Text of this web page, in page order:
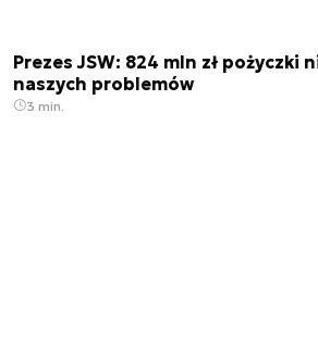
Prezes JSW: 824 mln zł pożyczki
naszych problemów
3 min.